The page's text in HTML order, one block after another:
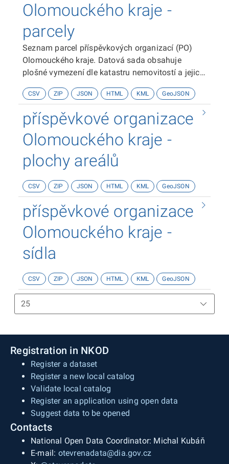
Olomouckého kraje -
parcely
Seznam parcel příspěvkových organizací (PO)
Olomouckého kraje. Datová sada obsahuje
plošné vymezení dle katastru nemovitostí a jejich
aj.CSV ZIP JSON HTML KML GeoJSON
příspěvkové organizace
Olomouckého kraje -
plochy areálů
CSV ZIP JSON HTML KML GeoJSON
příspěvkové organizace
Olomouckého kraje -
sídla
CSV ZIP JSON HTML KML GeoJSON
Registration in NKOD
Register a dataset
Register a new local catalog
Validate local catalog
Register an application using open data
Suggest data to be opened
Contacts
National Open Data Coordinator: Michal Kubáň
E-mail: otevrenadata@dia.gov.cz